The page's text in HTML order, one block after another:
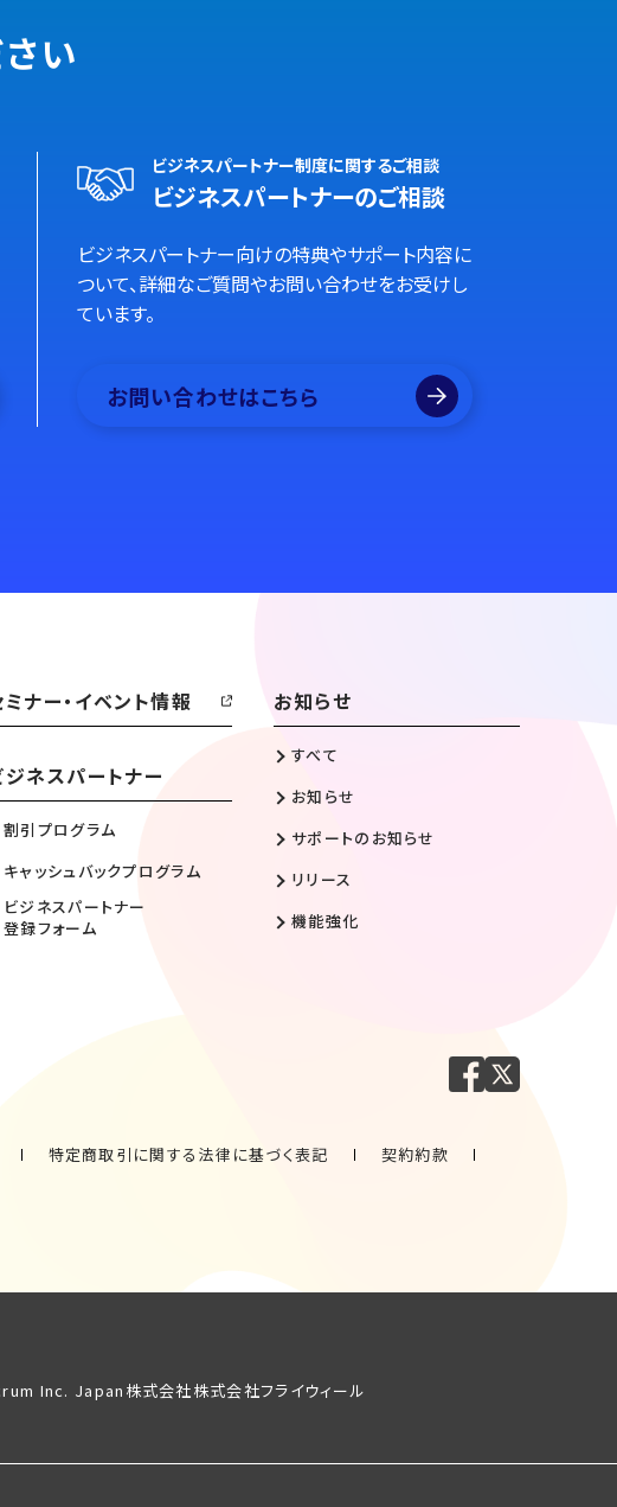
い
ビジネスパートナー制度に関するご相談
ビジネスパートナーのご相談
ビジネスパートナー向けの特典やサポート内容に
ついて、詳細なご質問やお問い合わせをお受けし
ています。
お問い合わせはこちら
ミナー・イベント情報
ジネスパートナー
割引プログラム
キャッシュバックプログラム
ビジネスパートナー
登録フォーム
お知らせ
すべて
お知らせ
サポートのお知らせ
リリース
機能強化
特定商取引に関する法律に基づく表記
契約約款
Inc. Japan株式会社株式会社フライウィール